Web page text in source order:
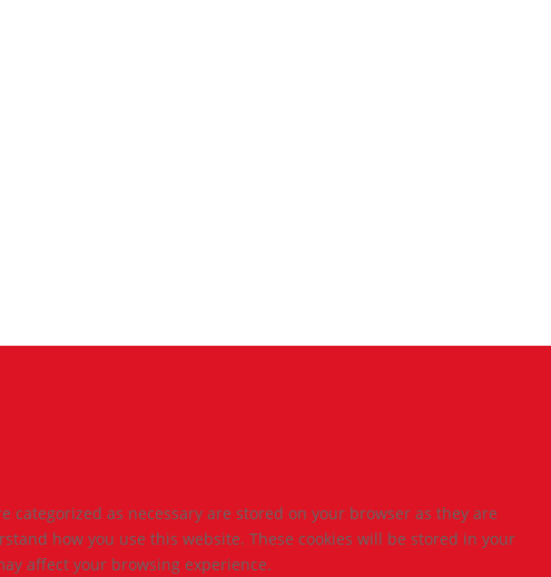
as necessary are stored on your browser as they are
how you use this website. These cookies will be stored in your
affect your browsing experience.